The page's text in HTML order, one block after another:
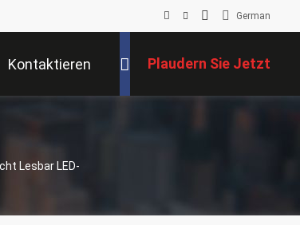
German
Kontaktieren Plaudern Sie Jetzt
Lesbar LED-